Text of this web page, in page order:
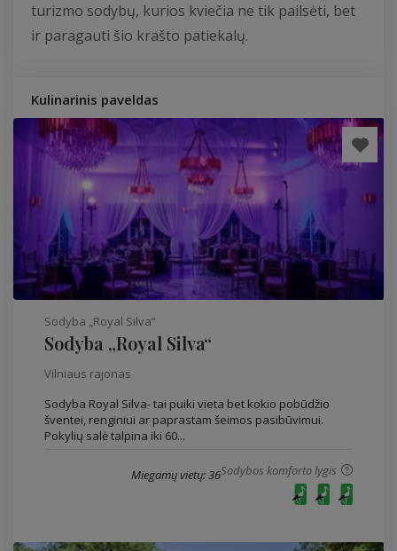
turizmo sodybų, kurios kviečia ne tik pailsėti, bet
ir paragauti šio krašto patiekalų.
Kulinarinis paveldas
Sodyba „Royal Silva“
Sodyba „Royal Silva“
Vilniaus rajonas
Sodyba Royal Silva- tai puiki vieta bet kokio pobūdžio
šventei, renginiui ar paprastam šeimos pasibūvimui.
Pokylių salė talpina iki 60...
Sodybos komforto lygis
Miegamų vietų: 36